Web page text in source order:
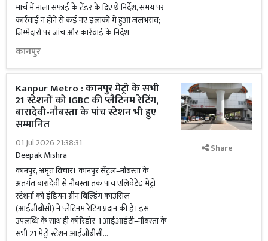
मार्च में नाला सफाई के टेंडर के दिए थे निर्देश, समय पर
कार्रवाई न होने से कई नए इलाकों में हुआ जलभराव;
जिम्मेदारों पर जांच और कार्रवाई के निर्देश
कानपुर
Kanpur Metro : कानपुर मेट्रो के सभी
21 स्टेशनों को IGBC की प्लैटिनम रेटिंग,
बारादेवी-नौबस्ता के पांच स्टेशन भी हुए
सम्मानित
01 Jul 2026 21:38:31
Deepak Mishra
कानपुर, अमृत विचार। कानपुर सेंट्रल–नौबस्ता के
अंतर्गत बारादेवी से नौबस्ता तक पांच एलिवेटेड मेट्रो
स्टेशनों को इंडियन ग्रीन बिल्डिंग काउंसिल
(आईजीबीसी) ने प्लैटिनम रेटिंग प्रदान की है। इस
उपलब्धि के साथ ही कॉरिडोर-1 आईआईटी–नौबस्ता के
सभी 21 मेट्रो स्टेशन आईजीबीसी...
Share